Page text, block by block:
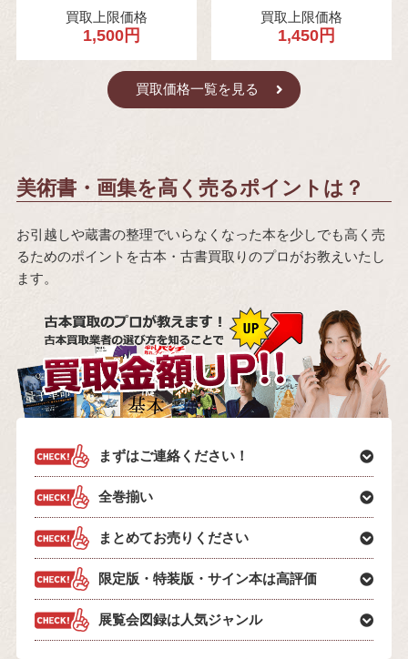
買取上限価格
1,500円
買取上限価格
1,450円
買取価格一覧を見る
美術書・画集を高く売るポイントは？
お引越しや蔵書の整理でいらなくなった本を少しでも高く売
るためのポイントを古本・古書買取りのプロがお教えいたし
ます。
まずはご連絡ください！
全巻揃い
まとめてお売りください
限定版・特装版・サイン本は高評価
展覧会図録は人気ジャンル